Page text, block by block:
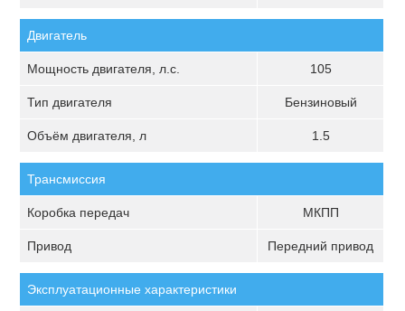
Двигатель
Мощность двигателя, л.с. 105
Тип двигателя Бензиновый
Объём двигателя, л 1.5
Трансмиссия
Коробка передач МКПП
Привод Передний привод
Эксплуатационные характеристики